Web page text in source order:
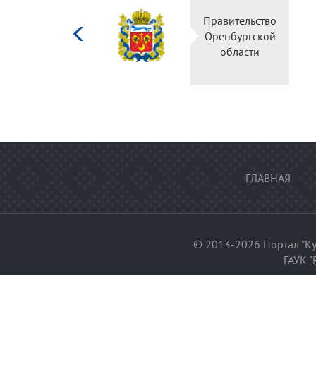
Министерство
культуры
Российской
федерации
ГЛАВНАЯ
© 2013-2026 Портал
ГАУК